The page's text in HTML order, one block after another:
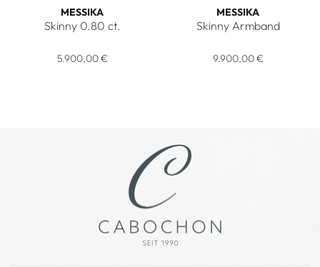
MESSIKA
Skinny 0.80 ct.
5.900,00 €
MESSIKA
Skinny Armband
9.900,00 €